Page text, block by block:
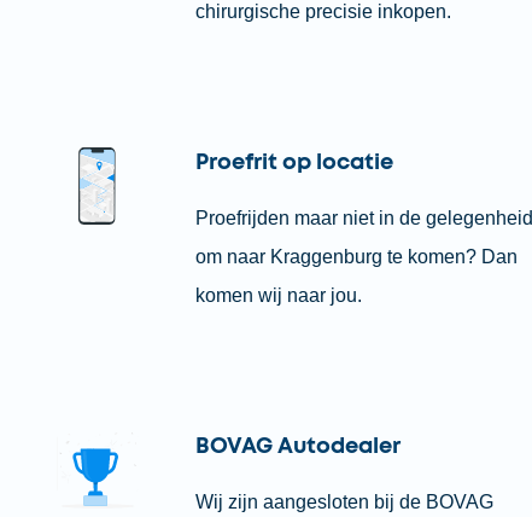
chirurgische precisie inkopen.
Proefrit op locatie
Proefrijden maar niet in de gelegenheid
om naar Kraggenburg te komen? Dan
komen wij naar jou.
BOVAG Autodealer
Wij zijn aangesloten bij de BOVAG